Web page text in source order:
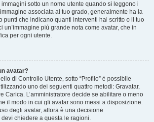
sotto un nome utente quando si leggono i
associata al tuo grado, generalmente ha la
punti che indicano quanti interventi hai scritto o il tuo
un’immagine più grande nota come avatar, che in
per ogni utente.
avatar?
di Controllo Utente, sotto “Profilo” è possibile
uno dei seguenti quattro metodi: Gravatar,
Carica. L’amministratore decide se abilitare o meno
il modo in cui gli avatar sono messi a disposizione.
degli avatar, allora è una decisione
devi chiedere a questa le ragioni.